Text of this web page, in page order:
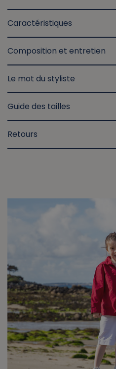
Caractéristiques
Composition et entretien
Le mot du styliste
Guide des tailles
Retours